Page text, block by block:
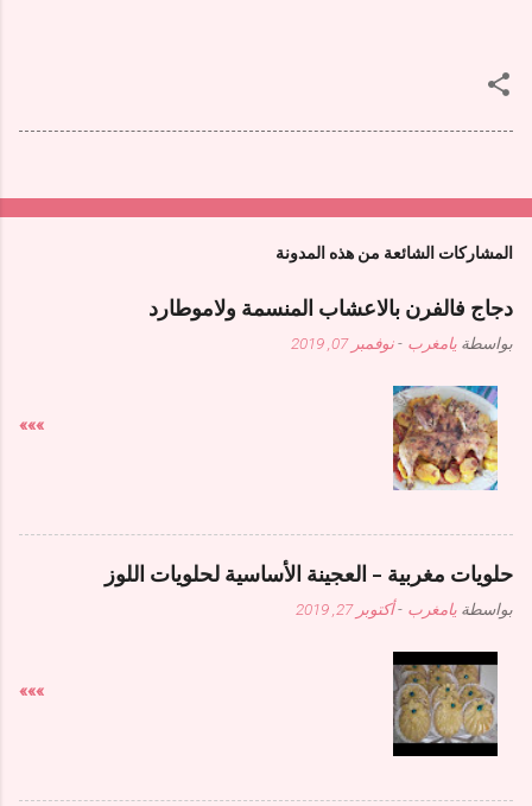
المشاركات الشائعة من هذه المدونة
دجاج فالفرن بالاعشاب المنسمة ولاموطارد
بواسطة يامغرب -نوفمبر 07, 2019
»»»
حلويات مغربية - العجينة الأساسية لحلويات اللوز
بواسطة يامغرب -أكتوبر 27, 2019
»»»